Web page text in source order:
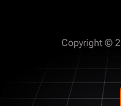
Copyright ©